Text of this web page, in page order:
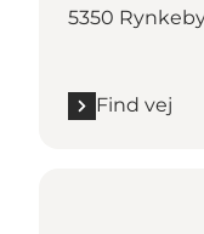
5350
Find vej